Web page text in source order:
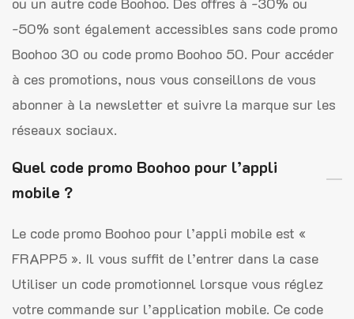
-50% sont également accessibles sans code promo
Boohoo 30 ou code promo Boohoo 50. Pour accéder
à ces promotions, nous vous conseillons de vous
abonner à la newsletter et suivre la marque sur les
réseaux sociaux.
Quel code promo Boohoo pour l’appli
mobile ?
Le code promo Boohoo pour l’appli mobile est «
FRAPP5 ». Il vous suffit de l’entrer dans la case
Utiliser un code promotionnel lorsque vous réglez
votre commande sur l’application mobile. Ce code